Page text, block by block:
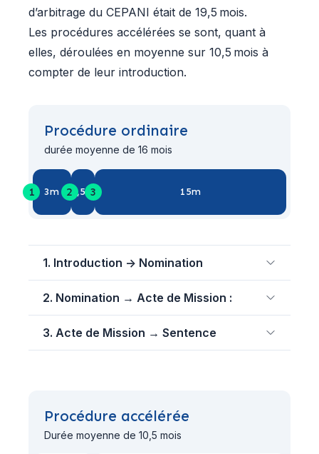
d’arbitrage du CEPANI était de 19,5 mois.
Les procédures accélérées se sont, quant à
elles, déroulées en moyenne sur 10,5 mois à
compter de leur introduction.
Procédure ordinaire
durée moyenne de 16 mois
1 3m 21,5m
3 15m
1. Introduction -> Nomination
2. Nomination → Acte de Mission :
3. Acte de Mission → Sentence
Procédure accélérée
Durée moyenne de 10,5 mois